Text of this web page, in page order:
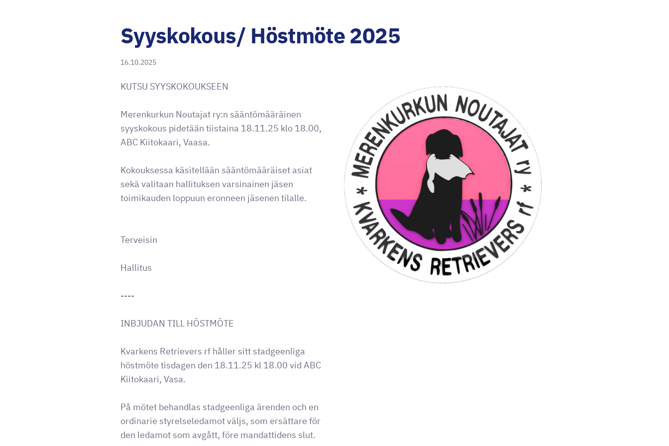
Syyskokous/ Höstmöte 2025
16.10.2025
KUTSU SYYSKOKOUKSEEN
Merenkurkun Noutajat ry:n sääntömääräinen
syyskokous pidetään tiistaina 18.11.25 klo 18.00,
ABC Kiitokaari, Vaasa.
Kokouksessa käsitellään sääntömääräiset asiat
sekä valitaan hallituksen varsinainen jäsen
toimikauden loppuun eronneen jäsenen tilalle.
Terveisin
Hallitus
----
INBJUDAN TILL HÖSTMÖTE
Kvarkens Retrievers rf håller sitt stadgeenliga
höstmöte tisdagen den 18.11.25 kl 18.00 vid ABC
Kiitokaari, Vasa.
På mötet behandlas stadgeenliga ärenden och en
ordinarie styrelseledamot väljs, som ersättare för
den ledamot som avgått, före mandattidens slut.